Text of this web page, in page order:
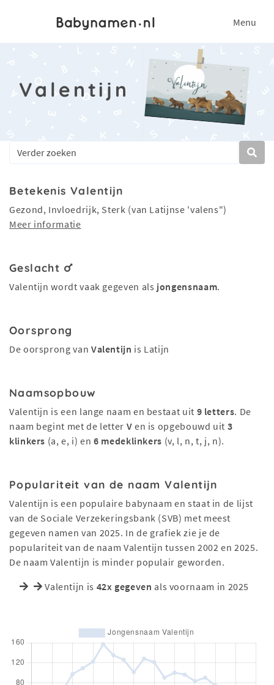
Menu
Valentijn
Betekenis Valentijn
Gezond, Invloedrijk, Sterk (van Latijnse 'valens")
Meer informatie
Geslacht
Valentijn wordt vaak gegeven als jongensnaam.
Oorsprong
De oorsprong van Valentijn is Latijn
Naamsopbouw
Valentijn is een lange naam en bestaat uit 9 letters. De
naam begint met de letter V en is opgebouwd uit 3
klinkers (a, e, i) en6 medeklinkers (v, l, n, t, j, n).
Populariteit van de naam Valentijn
Valentijn is een populaire babynaam en staat in de lijst
van de Sociale Verzekeringsbank (SVB) met meest
gegeven namen van 2025. In de grafiek zie je de
populariteit van de naam Valentijn tussen 2002 en 2025.
De naam Valentijn is minder populair geworden.
Valentijn is 42x gegeven als voornaam in 2025